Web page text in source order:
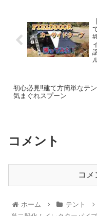
初心必見‼︎建て方簡単なテ
気まぐれスプーン
コメント
コメ
ホーム テント